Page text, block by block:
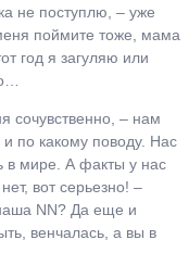
не поступлю, – уже
поймите тоже, мама
год я загуляю или
сочувственно, – нам
по какому поводу. Нас
в мире. А факты у нас
вот серьезно! –
NN? Да еще и
венчалась, а вы в